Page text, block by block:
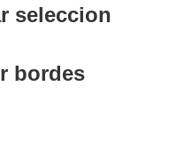
seleccion
bordes